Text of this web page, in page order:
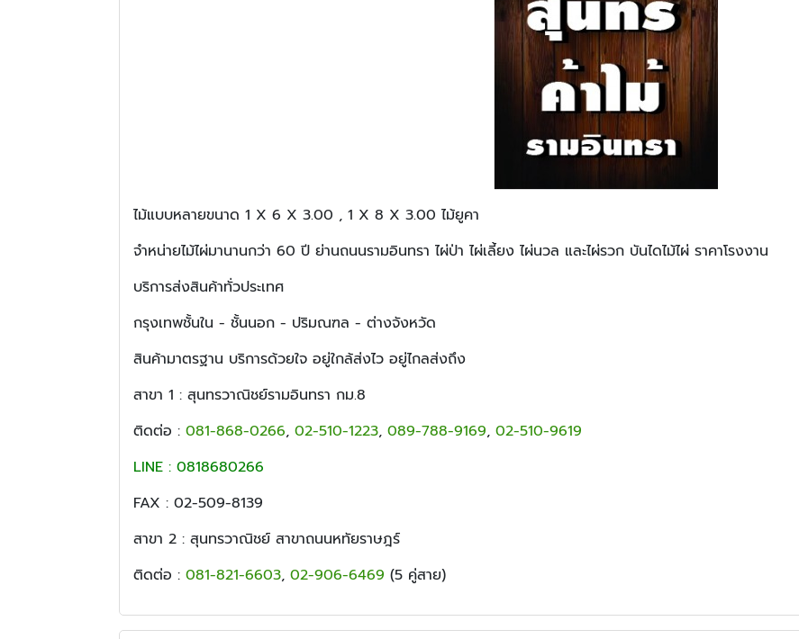
ไม้แบบหลายขนาด 1 X 6 X 3.00 , 1 X 8 X 3.00 ไม้ยูคา
จำหน่ายไม้ไผ่มานานกว่า 60 ปี ย่านถนนรามอินทรา ไผ่ป่า ไผ่เลี้ยง ไผ่นวล และไผ่รวก บันไดไม้ไผ่ ราคาโรงงาน
บริการส่งสินค้าทั่วประเทศ
กรุงเทพชั้นใน - ชั้นนอก - ปริมณฑล - ต่างจังหวัด
สินค้ามาตรฐาน บริการด้วยใจ อยู่ใกล้ส่งไว อยู่ไกลส่งถึง
สาขา 1 : สุนทรวาณิชย์รามอินทรา กม.8
ติดต่อ : 081-868-0266, 02-510-1223, 089-788-9169, 02-510-9619
LINE : 0818680266
FAX : 02-509-8139
สาขา 2 : สุนทรวาณิชย์ สาขาถนนหทัยราษฎร์
ติดต่อ : 081-821-6603, 02-906-6469 (5 คู่สาย)